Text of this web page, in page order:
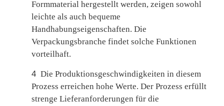
Formmaterial hergestellt werden, zeigen sowohl
leichte als auch bequeme
Handhabungseigenschaften. Die
Verpackungsbranche findet solche Funktionen
vorteilhaft.
4 Die Produktionsgeschwindigkeiten in diesem
Prozess erreichen hohe Werte. Der Prozess erfüllt
strenge Lieferanforderungen für die